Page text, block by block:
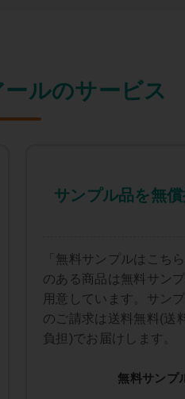
ルのサービス
サンプル品を無
「無料サンプルはこち
のある商品は無料サン
用意しています。サン
のご請求は送料無料(送
負担)でお届けします。
無料サンプ